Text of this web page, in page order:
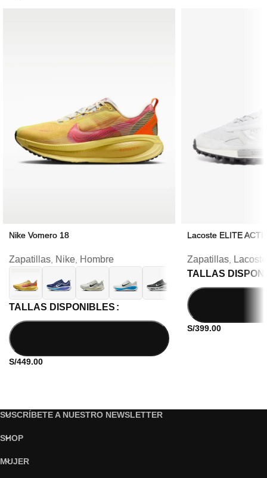
Nike Vomero 18
Zapatillas Nike Hombre
TALLAS DISPONIBLES
S/449.00
Lacoste ELITE
Zapatillas, Lacoste
TALLAS
S/399.00
SUSCRÍBETE A NUESTRO NEWSLETTER
SHOP
MUJER